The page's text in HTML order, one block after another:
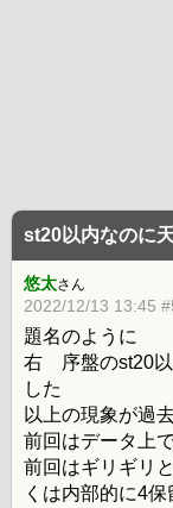
st20以内なのに
悠太さん
2022/12/13 13:45
題名のように
右 序盤のst20以
した
以上の現象が過
前回はデータ上
前回はギリギリ
くは内部的に4